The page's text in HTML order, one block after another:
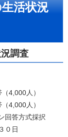
活状況
調査
4,000人）
人）
回答方式採択
０日